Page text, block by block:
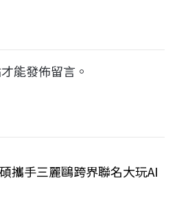
能發佈留言。
攜手三麗鷗跨界聯名大玩AI